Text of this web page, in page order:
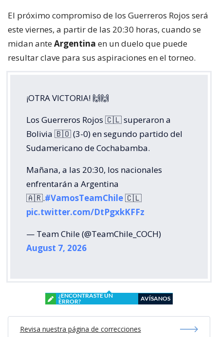
El próximo compromiso de los Guerreros Rojos será
este viernes, a partir de las 20:30 horas, cuando se
midan anteArgentina en un duelo que puede
resultar clave para sus aspiraciones en el torneo.
¡OTRA VICTORIA! 🙌🙌
Los Guerreros Rojos 🇨🇱 superaron a
Bolivia 🇧🇴 (3-0) en segundo partido del
Sudamericano de Cochabamba.
Mañana, a las 20:30, los nacionales
enfrentarán a Argentina
🇦🇷.#VamosTeamChile🇨🇱
pic.twitter.com/DtPgxkKFFz
— Team Chile (@TeamChile_COCH)
August 7, 2026
¿ENCONTRASTE UN
ERROR?
AVÍSANOS
Revisa nuestra página de correcciones